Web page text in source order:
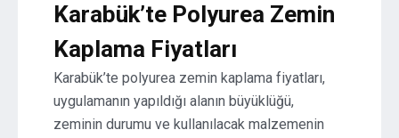
Karabük’te Polyurea Zemin
Kaplama Fiyatları
Karabük’te polyurea zemin kaplama fiyatları,
uygulamanın yapıldığı alanın büyüklüğü,
zeminin durumu ve kullanılacak malzemenin